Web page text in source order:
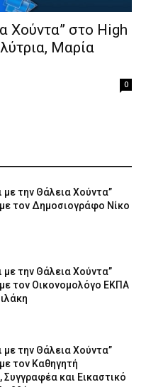
Χούντα” στο High
Μαρία
0
με την Θάλεια Χούντα”
τον Δημοσιογράφο Νίκο
με την Θάλεια Χούντα”
τον Οικονομολόγο ΕΚΠΑ
με την Θάλεια Χούντα”
τον Καθηγητή
και Εικαστικό